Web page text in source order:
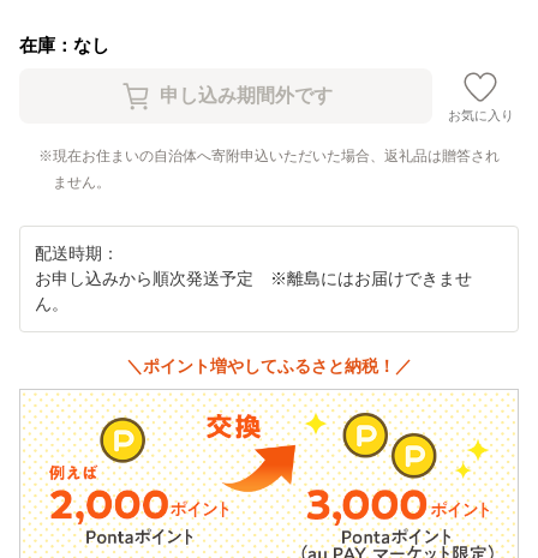
在庫：なし
お気に入り
現在お住まいの自治体へ寄附申込いただいた場合、返礼品は贈答され
ません。
配送時期：
お申し込みから順次発送予定 ※離島にはお届けできませ
ん。
＼ポイント増やしてふるさと納税！／